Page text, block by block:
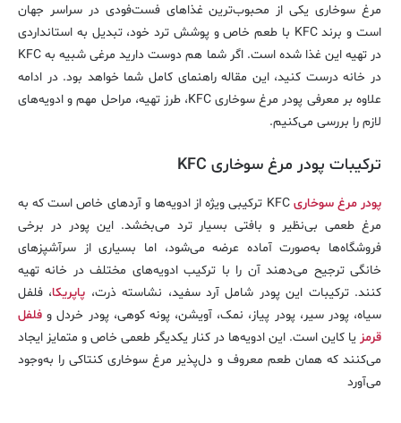
مرغ سوخاری یکی از محبوب‌ترین غذاهای فست‌فودی در سراسر جهان
است و برند KFC با طعم خاص و پوشش ترد خود، تبدیل به استانداردی
در تهیه این غذا شده است. اگر شما هم دوست دارید مرغی شبیه به KFC
در خانه درست کنید، این مقاله راهنمای کامل شما خواهد بود. در ادامه
علاوه بر معرفی پودر مرغ سوخاری KFC، طرز تهیه، مراحل مهم و ادویه‌های
لازم را بررسی می‌کنیم.
ترکیبات پودر مرغ سوخاری KFC
پودر مرغ سوخاری
KFC ترکیبی ویژه از ادویه‌ها و آردهای خاص است که به
مرغ طعمی بی‌نظیر و بافتی بسیار ترد می‌بخشد. این پودر در برخی
فروشگاه‌ها به‌صورت آماده عرضه می‌شود، اما بسیاری از سرآشپزهای
خانگی ترجیح می‌دهند آن را با ترکیب ادویه‌های مختلف در خانه تهیه
کنند. ترکیبات این پودر شامل آرد سفید، نشاسته ذرت، پاپریکا، فلفل
سیاه، پودر سیر، پودر پیاز، نمک، آویشن، پونه کوهی، پودر خردل و فلفل
قرمز یا کاین است. این ادویه‌ها در کنار یکدیگر طعمی خاص و متمایز ایجاد
می‌کنند که همان طعم معروف و دل‌پذیر مرغ سوخاری کنتاکی را به‌وجود
می‌آورد